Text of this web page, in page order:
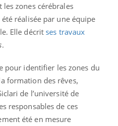
les zones cérébrales
réalisée par une équipe
Elle décrit ses travaux
.
pour identifier les zones du
formation des rêves,
de l’université de
responsables de ces
été en mesure